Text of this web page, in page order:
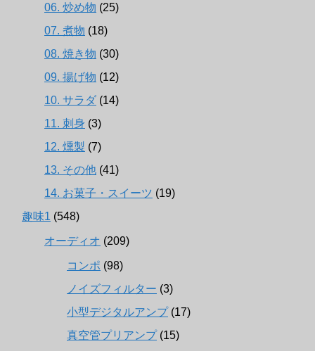
06. 炒め物 (25)
07. 煮物 (18)
08. 焼き物 (30)
09. 揚げ物 (12)
10. サラダ (14)
11. 刺身 (3)
12. 燻製 (7)
13. その他 (41)
14. お菓子・スイーツ (19)
趣味1 (548)
オーディオ (209)
コンポ (98)
ノイズフィルター (3)
小型デジタルアンプ(17)
真空管プリアンプ(15)